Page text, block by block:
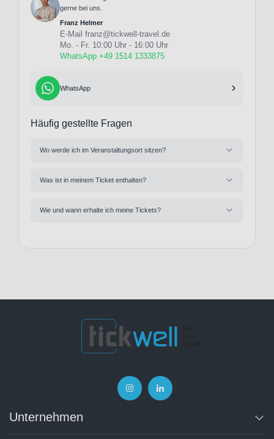
gerne bei uns.
Franz Helmer
E-Mail franz@tickwell-travel.de
Mo. - Fr. 10:00 Uhr - 16:00 Uhr
WhatsApp +49 1514 1333875
WhatsApp
Häufig gestellte Fragen
Wo werde ich im Veranstaltungsort sitzen?
Was ist in meinem Ticket enthalten?
Wie und wann erhalte ich meine Tickets?
Unternehmen